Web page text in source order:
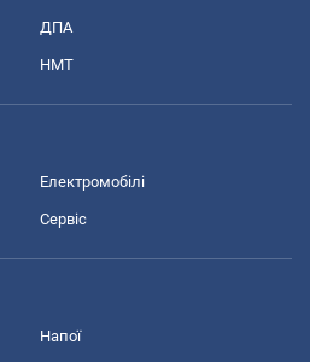
ДПА
НМТ
Електромобілі
Сервіс
Напої